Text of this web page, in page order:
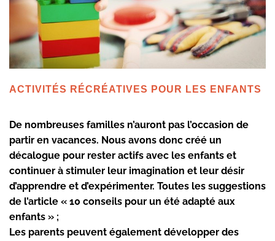
ACTIVITÉS RÉCRÉATIVES POUR LES ENFANTS
De nombreuses familles n’auront pas l’occasion de
partir en vacances. Nous avons donc créé un
décalogue pour rester actifs avec les enfants et
continuer à stimuler leur imagination et leur désir
d’apprendre et d’expérimenter. Toutes les suggestions
de l’article « 10 conseils pour un été adapté aux
enfants » ;
Les parents peuvent également développer des